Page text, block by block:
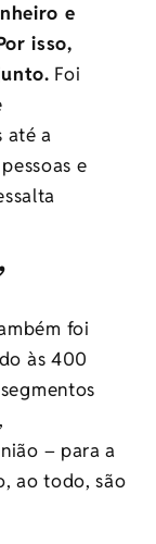
e
isso,
Foi
até a
e
foi
às 400
– para a
ao todo, são